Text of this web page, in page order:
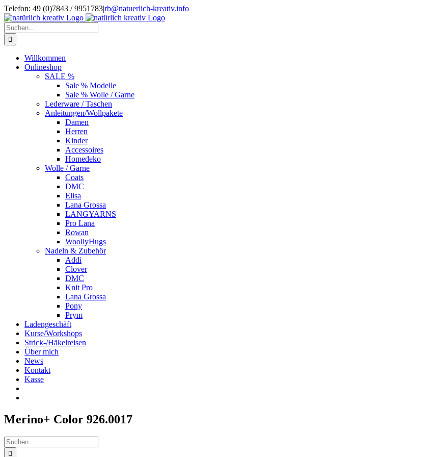
Zum
Inhalt
springen
Telefon: 49 (0)7843 / 9951783|rb@natuerlich-kreativ.info
Suche
nach:
Willkommen
Onlineshop
SALE %
Sale % Modelle
Sale % Wolle / Garne
Lederware / Taschen
Anleitungen/Wollpakete
Damen
Herren
Kinder
Accessoires
Homedeko
Wolle / Garne
Coats
DMC
Elisa
Lana Grossa
LANGYARNS
Pro Lana
Rowan
WoollyHugs
Nadeln & Zubehör
Addi
Clover
DMC
Knit Pro
Lana Grossa
Pony
Prym
Ladengeschäft
Kurse/Workshops
Strick-/Häkelreisen
Über mich
News
Kontakt
Kasse
Merino+ Color 926.0017
Suche
nach: